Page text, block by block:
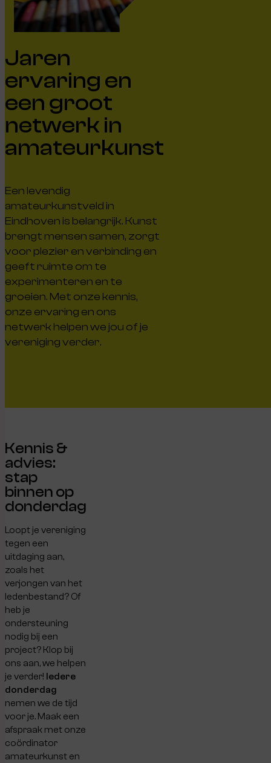
Jaren
ervaring en
een groot
netwerk in
amateurkunst
Een levendig
amateurkunstveld in
Eindhoven is belangrijk. Kunst
brengt mensen samen, zorgt
voor plezier en verbinding en
geeft ruimte om te
experimenteren en te
groeien. Met onze kennis,
onze ervaring en ons
netwerk helpen we jou of je
vereniging verder.
Kennis &
advies:
stap
binnen op
donderdag
Loopt je vereniging
tegen een
uitdaging aan,
zoals het
verjongen van het
ledenbestand? Of
heb je
ondersteuning
nodig bij een
project? Klop bij
ons aan, we helpen
je verder! Iedere
donderdag
nemen we de tijd
voor je. Maak een
afspraak met onze
coördinator
amateurkunst en